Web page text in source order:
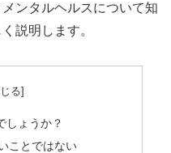
ンタルヘルスについて知
説明します。
しょうか？
ことではない